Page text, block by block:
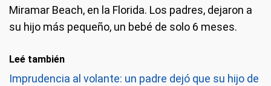
Miramar Beach, en la Florida. Los padres, dejaron a
su hijo más pequeño, un bebé de solo 6 meses.
Leé también
Imprudencia al volante: un padre dejó que su hijo de